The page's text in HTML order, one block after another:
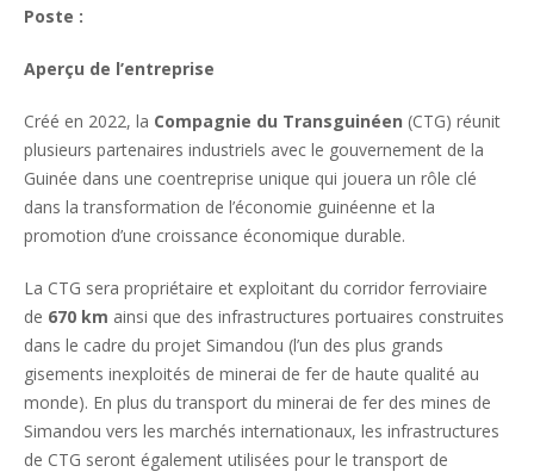
Poste :
Aperçu de l’entreprise
Créé en 2022, la Compagnie du Transguinéen (CTG) réunit
plusieurs partenaires industriels avec le gouvernement de la
Guinée dans une coentreprise unique qui jouera un rôle clé
dans la transformation de l’économie guinéenne et la
promotion d’une croissance économique durable.
La CTG sera propriétaire et exploitant du corridor ferroviaire
de 670 km ainsi que des infrastructures portuaires construites
dans le cadre du projet Simandou (l’un des plus grands
gisements inexploités de minerai de fer de haute qualité au
monde). En plus du transport du minerai de fer des mines de
Simandou vers les marchés internationaux, les infrastructures
de CTG seront également utilisées pour le transport de